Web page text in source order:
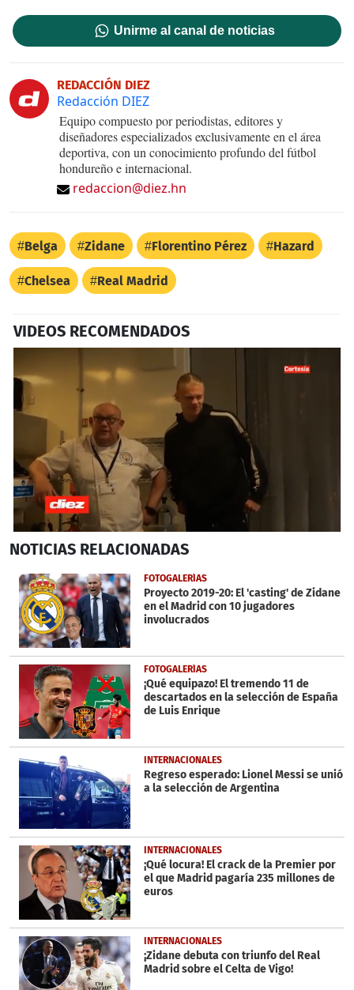
Unirme al canal de noticias
REDACCIÓN DIEZ
Redacción DIEZ
Equipo compuesto por periodistas, editores y
diseñadores especializados exclusivamente en el área
deportiva, con un conocimiento profundo del fútbol
hondureño e internacional.
redaccion@diez.hn
Belga Zidane Florentino Pérez Hazard
Chelsea Real Madrid
VIDEOS RECOMENDADOS
seconds
2
minutes,
19
seconds
NOTICIAS RELACIONADAS
FOTOGALERÍAS
Proyecto 2019-20: El 'casting' de Zidane
en el Madrid con 10 jugadores
involucrados
FOTOGALERÍAS
¡Qué equipazo! El tremendo 11 de
descartados en la selección de España
de Luis Enrique
INTERNACIONALES
Regreso esperado: Lionel Messi se unió
a la selección de Argentina
INTERNACIONALES
¡Qué locura! El crack de la Premier por
el que Madrid pagaría 235 millones de
euros
INTERNACIONALES
¡Zidane debuta con triunfo del Real
Madrid sobre el Celta de Vigo!